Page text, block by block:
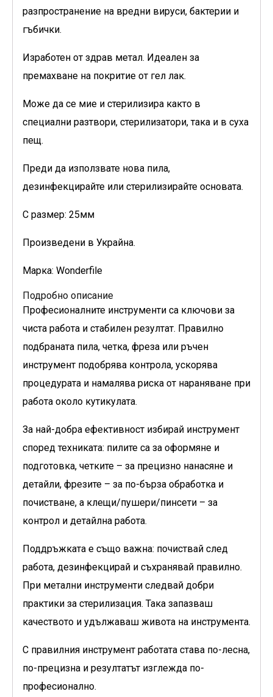
разпространение на вредни вируси, бактерии и
гъбички.
Изработен от здрав метал. Идеален за
премахване на покритие от гел лак.
Може да се мие и стерилизира както в
специални разтвори, стерилизатори, така и в суха
пещ.
Преди да използвате нова пила,
дезинфекцирайте или стерилизирайте основата.
С размер: 25мм
Произведени в Украйна.
Марка: Wonderfile
Подробно описание
Професионалните инструменти са ключови за
чиста работа и стабилен резултат. Правилно
подбраната пила, четка, фреза или ръчен
инструмент подобрява контрола, ускорява
процедурата и намалява риска от нараняване при
работа около кутикулата.
За най-добра ефективност избирай инструмент
според техниката: пилите са за оформяне и
подготовка, четките – за прецизно нанасяне и
детайли, фрезите – за по-бърза обработка и
почистване, а клещи/пушери/пинсети – за
контрол и детайлна работа.
Поддръжката е също важна: почиствай след
работа, дезинфекцирай и съхранявай правилно.
При метални инструменти следвай добри
практики за стерилизация. Така запазваш
качеството и удължаваш живота на инструмента.
С правилния инструмент работата става по-лесна,
по-прецизна и резултатът изглежда по-
професионално.